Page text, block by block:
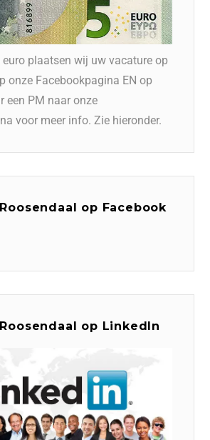
plaatsen wij uw vacature op
onze Facebookpagina EN op
een PM naar onze
voor meer info. Zie hieronder.
op Facebook
op LinkedIn